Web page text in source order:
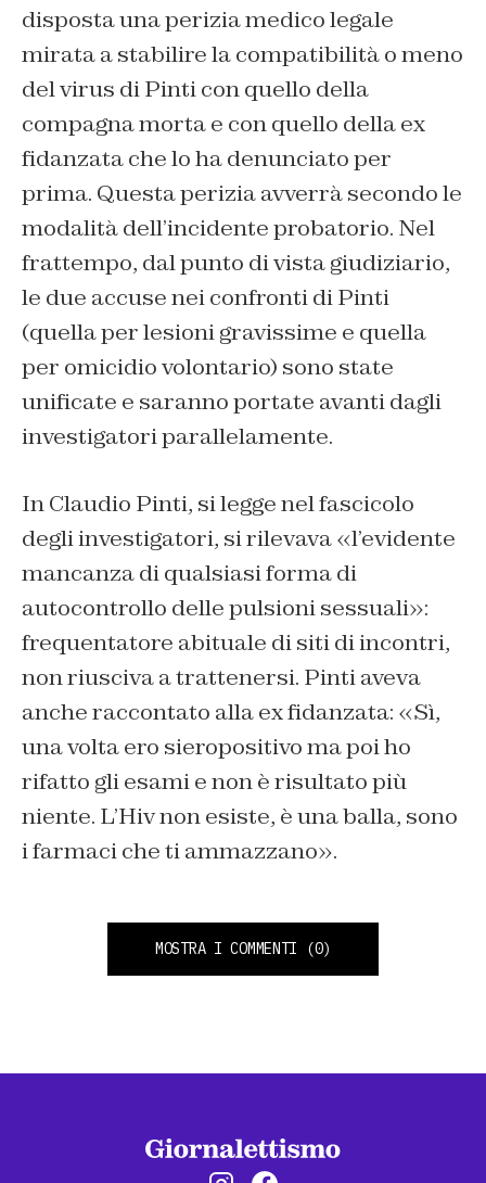
disposta una perizia medico legale
mirata a stabilire la compatibilità o meno
del virus di Pinti con quello della
compagna morta e con quello della ex
fidanzata che lo ha denunciato per
prima. Questa perizia avverrà secondo le
modalità dell’incidente probatorio. Nel
frattempo, dal punto di vista giudiziario,
le due accuse nei confronti di Pinti
(quella per lesioni gravissime e quella
per omicidio volontario) sono state
unificate e saranno portate avanti dagli
investigatori parallelamente.
In Claudio Pinti, si legge nel fascicolo
degli investigatori, si rilevava «l’evidente
mancanza di qualsiasi forma di
autocontrollo delle pulsioni sessuali»:
frequentatore abituale di siti di incontri,
non riusciva a trattenersi. Pinti aveva
anche raccontato alla ex fidanzata: «Sì,
una volta ero sieropositivo ma poi ho
rifatto gli esami e non è risultato più
niente. L’Hiv non esiste, è una balla, sono
i farmaci che ti ammazzano».
MOSTRA I COMMENTI (0)